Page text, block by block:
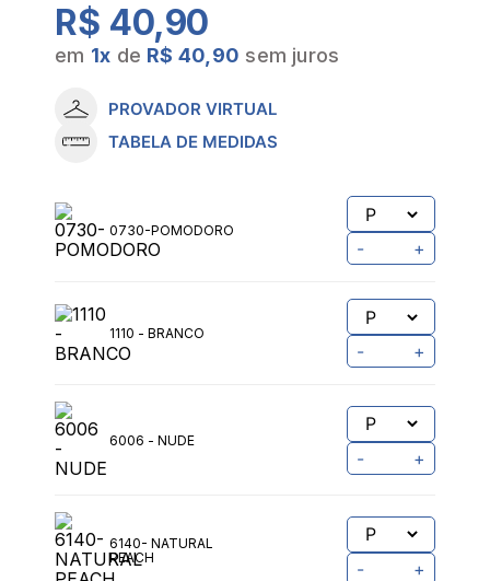
R$ 40,90
em 1x de R$ 40,90 sem juros
PROVADOR VIRTUAL
TABELA DE MEDIDAS
0730-POMODORO
- +
1110 - BRANCO
- +
6006 - NUDE
- +
6140- NATURAL
PEACH
- +